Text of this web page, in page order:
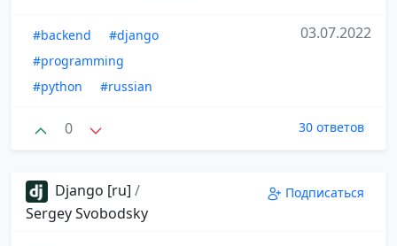
#backend
#django
#programming
#python
#russian
03.07.2022
0 30 ответов
Django [ru] /
Sergey Svobodsky
Подписаться